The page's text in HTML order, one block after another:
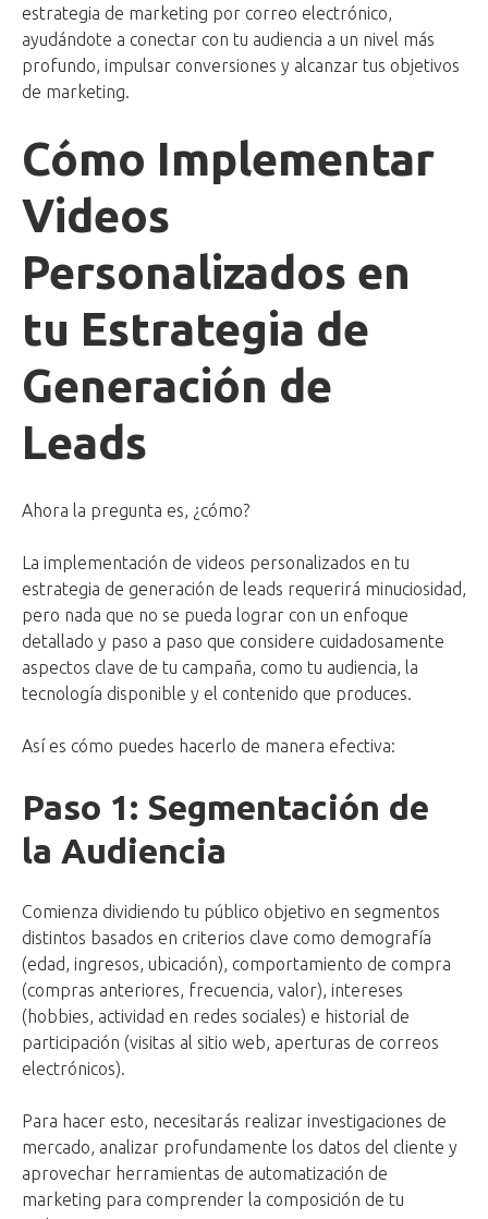
estrategia de marketing por correo electrónico,
ayudándote a conectar con tu audiencia a un nivel más
profundo, impulsar conversiones y alcanzar tus objetivos
de marketing.
Cómo Implementar
Videos
Personalizados en
tu Estrategia de
Generación de
Leads
Ahora la pregunta es, ¿cómo?
La implementación de videos personalizados en tu
estrategia de generación de leads requerirá minuciosidad,
pero nada que no se pueda lograr con un enfoque
detallado y paso a paso que considere cuidadosamente
aspectos clave de tu campaña, como tu audiencia, la
tecnología disponible y el contenido que produces.
Así es cómo puedes hacerlo de manera efectiva:
Paso 1: Segmentación de
la Audiencia
Comienza dividiendo tu público objetivo en segmentos
distintos basados en criterios clave como demografía
(edad, ingresos, ubicación), comportamiento de compra
(compras anteriores, frecuencia, valor), intereses
(hobbies, actividad en redes sociales) e historial de
participación (visitas al sitio web, aperturas de correos
electrónicos).
Para hacer esto, necesitarás realizar investigaciones de
mercado, analizar profundamente los datos del cliente y
aprovechar herramientas de automatización de
marketing para comprender la composición de tu